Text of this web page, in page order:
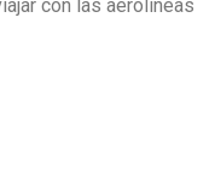
con las aerolíneas